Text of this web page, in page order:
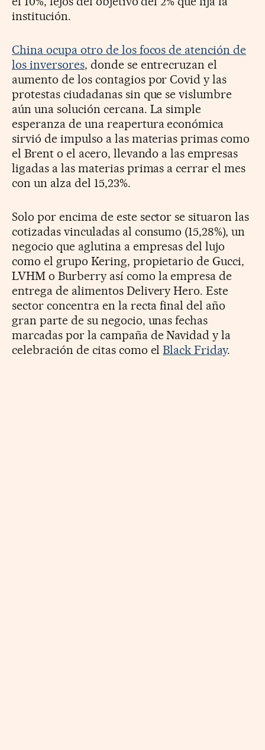
institución.
China ocupa otro de los focos de atención de
los inversores, donde se entrecruzan el
aumento de los contagios por Covid y las
protestas ciudadanas sin que se vislumbre
aún una solución cercana. La simple
esperanza de una reapertura económica
sirvió de impulso a las materias primas como
el Brent o el acero, llevando a las empresas
ligadas a las materias primas a cerrar el mes
con un alza del 15,23%.
Solo por encima de este sector se situaron las
cotizadas vinculadas al consumo (15,28%), un
negocio que aglutina a empresas del lujo
como el grupo Kering, propietario de Gucci,
LVHM o Burberry así como la empresa de
entrega de alimentos Delivery Hero. Este
sector concentra en la recta final del año
gran parte de su negocio, unas fechas
marcadas por la campaña de Navidad y la
celebración de citas como elBlack Friday.